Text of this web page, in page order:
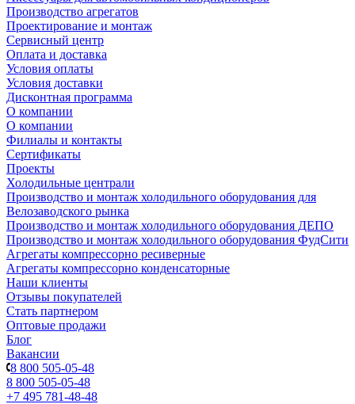
Производство агрегатов
Проектирование и монтаж
Сервисный центр
Оплата и доставка
Условия оплаты
Условия доставки
Дисконтная программа
О компании
О компании
Филиалы и контакты
Сертификаты
Проекты
Холодильные централи
Производство и монтаж холодильного оборудования для
Велозаводского рынка
Производство и монтаж холодильного оборудования ДЕПО
Производство и монтаж холодильного оборудования ФудСити
Агрегаты компрессорно ресиверные
Агрегаты компрессорно конденсаторные
Наши клиенты
Отзывы покупателей
Стать партнером
Оптовые продажи
Блог
Вакансии
8 800 505-05-48
8 800 505-05-48
+7 495 781-48-48